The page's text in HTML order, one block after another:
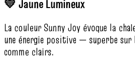
💛 Jaune Lumineux
La couleur Sunny Joy évoque la
une énergie positive — superbe sur
comme clairs.